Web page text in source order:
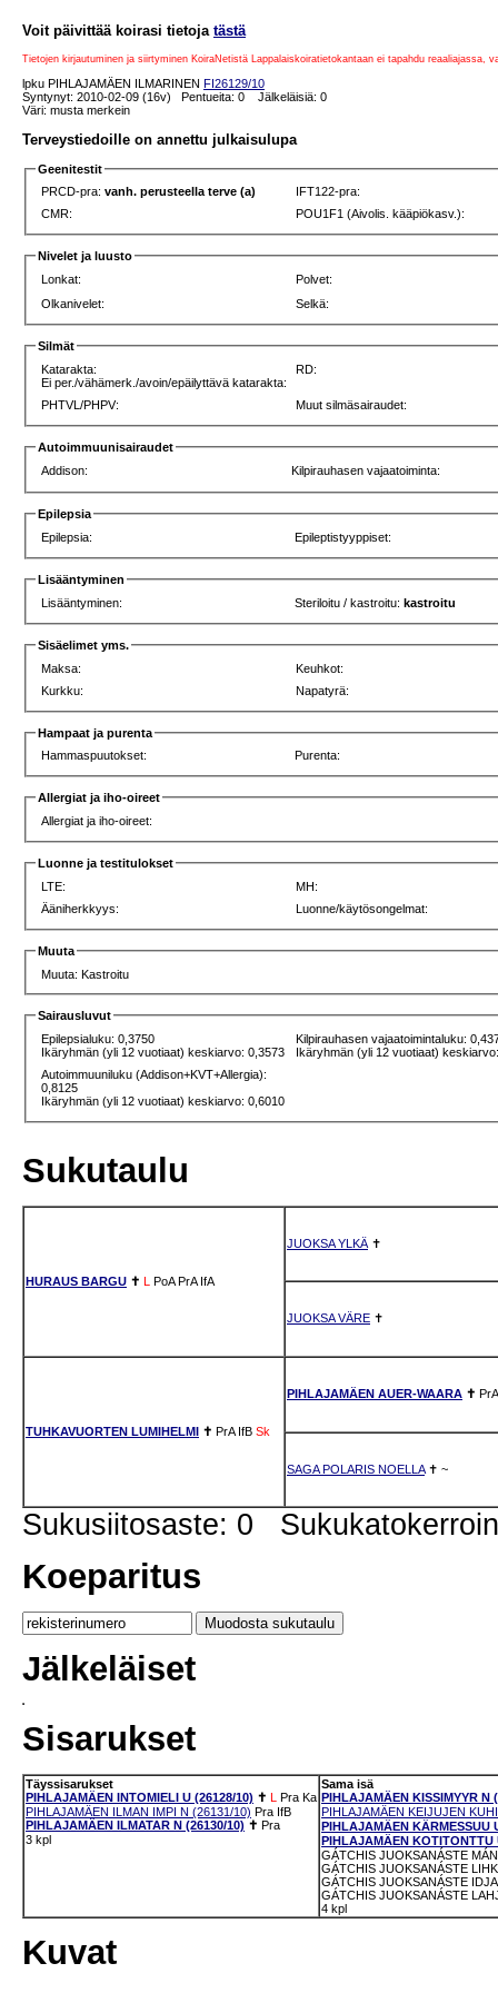
Voit päivittää koirasi tietoja tästä
Tietojen kirjautuminen ja siirtyminen KoiraNetistä Lappalaiskoiratietokantaan ei tapahdu
lpku PIHLAJAMÄEN ILMARINEN FI26129/10
Syntynyt: 2010-02-09 (16v) Pentueita: 0 Jälkeläisiä: 0
Väri: musta merkein
Terveystiedoille on annettu julkaisulupa
Geenitestit
PRCD-pra:vanh. perusteella terve (a)
IFT122-pra:
CMR:
POU1F1 (Aivolis. kääpiökasv.):
Nivelet ja luusto
Lonkat:
Polvet:
Olkanivelet:
Selkä:
Silmät
Katarakta:
Ei per./vähämerk./avoin/epäilyttävä katarakta:
RD:
PHTVL/PHPV: Muut silmäsairaudet:
Autoimmuunisairaudet
Addison:
Kilpirauhasen vajaatoiminta:
Epilepsia
Epilepsia:
Epileptistyyppiset:
Lisääntyminen
Lisääntyminen:
Steriloitu / kastroitu:kastroitu
Sisäelimet yms.
Maksa:
Keuhkot:
Kurkku:
Napatyrä:
Hampaat ja purenta
Hammaspuutokset:
Purenta:
Allergiat ja iho-oireet
Allergiat ja iho-oireet:
Luonne ja testitulokset
LTE:
MH:
Ääniherkkyys:
Luonne/käytösongelmat:
Muuta
Muuta: Kastroitu
Sairausluvut
Epilepsialuku: 0,3750
Ikäryhmän (yli 12 vuotiaat) keskiarvo: 0,3573
Kilpirauhasen vajaatoimintaluku:
Ikäryhmän (yli 12 vuotiaat)
Autoimmuuniluku (Addison+KVT+Allergia):
0,8125
Ikäryhmän (yli 12 vuotiaat) keskiarvo: 0,6010
Sukutaulu
HURAUS BARGU ✝ L PoA PrA IfA
JUOKSA YLKÄ ✝
JUOKSA VÄRE ✝
TUHKAVUORTEN LUMIHELMI ✝ PrA IfB Sk
PIHLAJAMÄEN AUER-WAARA ✝ PrA
SAGA POLARIS NOELLA✝ ~
Sukusiitosaste: 0
Koeparitus
Jälkeläiset
Sisarukset
Täyssisarukset
PIHLAJAMÄEN INTOMIELI U (26128/10) ✝ L Pra Ka
PIHLAJAMÄEN ILMAN IMPI N (26131/10) Pra IfB
PIHLAJAMÄEN ILMATAR N (26130/10) ✝ Pra
3 kpl
Sama isä
PIHLAJAMÄEN KISSIMYYR N
PIHLAJAMÄEN KEIJUJEN
PIHLAJAMÄEN KÄRMESSUU
PIHLAJAMÄEN KOTITONTTU
GÁTCHIS JUOKSANÁSTE
GÁTCHIS JUOKSANÁSTE
GÁTCHIS JUOKSANÁSTE
GÁTCHIS JUOKSANÁSTE
4 kpl
Kuvat